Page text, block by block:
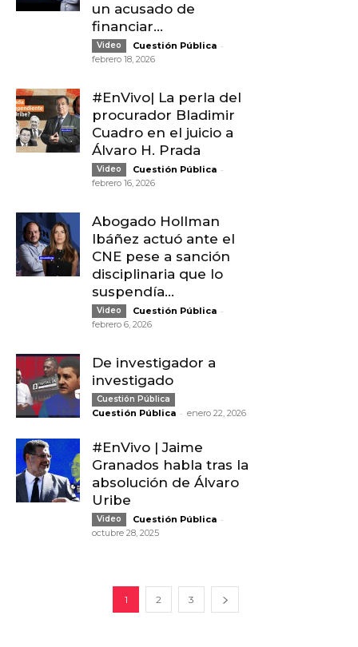
un acusado de
financiar...
Video Cuestión Pública -
febrero 18, 2026
#EnVivo| La perla del
procurador Bladimir
Cuadro en el juicio a
Álvaro H. Prada
Video Cuestión Pública -
febrero 16, 2026
Abogado Hollman
Ibáñez actuó ante el
CNE pese a sanción
disciplinaria que lo
suspendía...
Video Cuestión Pública -
febrero 6, 2026
De investigador a
investigado
Cuestión Pública
Cuestión Pública - enero 22, 2026
#EnVivo | Jaime
Granados habla tras la
absolución de Álvaro
Uribe
Video Cuestión Pública -
octubre 28, 2025
1 2 3